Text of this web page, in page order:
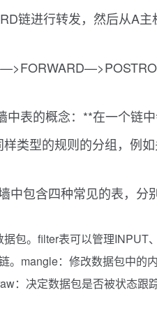
链进行转发，然后从A
中表的概念：**在一个链
类型的规则的分组，例
中包含四种常见的表，分
包。filter表可以管理INPUT
。mangle：修改数据包中的
：决定数据包是否被状态跟